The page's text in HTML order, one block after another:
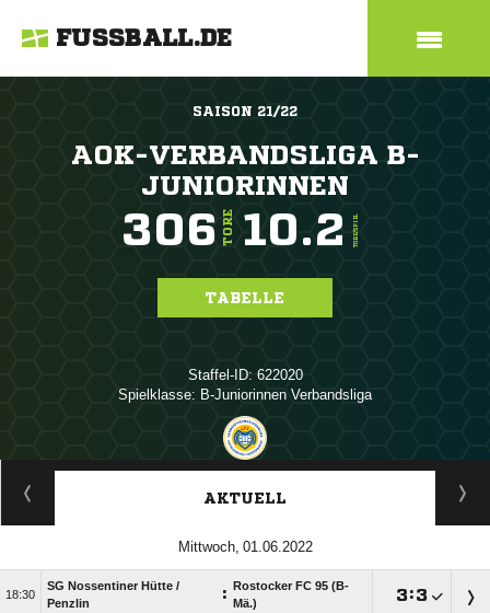
FUSSBALL.DE
SAISON 21/22
AOK-VERBANDSLIGA B-
JUNIORINNEN
306 TORE 10.2 TORE/SPIEL
TABELLE
Staffel-ID: 622020
Spielklasse: B-Juniorinnen Verbandsliga
ANZEIGE
AKTUELL
 

SG Nossentiner Hütte /​
Penzlin
: Rostocker FC 95 (B-
Mä.)
: